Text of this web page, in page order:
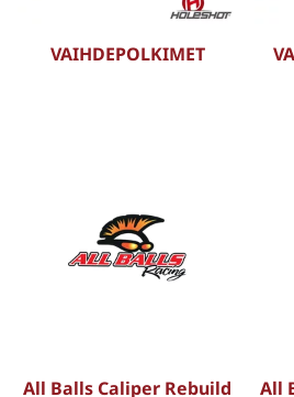
VAIHDEPOLKIMET
All Balls Caliper Rebuild All